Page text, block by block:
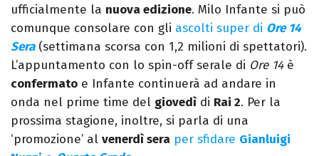
ufficialmente la nuova edizione. Milo Infante si può
comunque consolare con gli ascolti super di Ore 14
Sera(settimana scorsa con 1,2 milioni di spettatori).
L’appuntamento con lo spin-off serale di Ore 14è
confermato e Infante continuerà ad andare in
onda nel prime time del giovedì di Rai 2. Per la
prossima stagione, inoltre, si parla di una
‘promozione’ al venerdì sera per sfidare Gianluigi